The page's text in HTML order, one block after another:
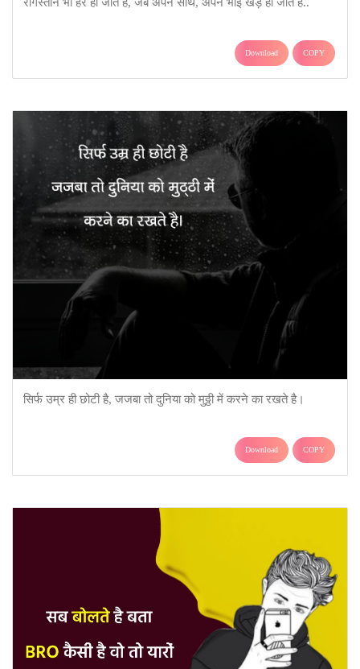
Download COPY
सिर्फ उम्र ही छोटी है, जजबा तो दुनिया को मुठ्ठी में करने का रखते है।
Download COPY